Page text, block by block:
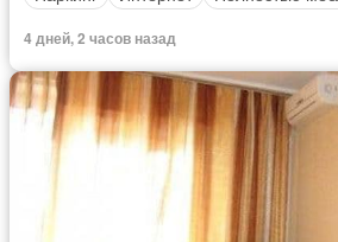
4 дней, 2 часов назад